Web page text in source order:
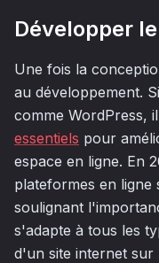
Développer
Une fois la
au développement.
comme WordPress,
essentiels pour
espace en ligne. En
plateformes en ligne
soulignant
s'adapte à tous les
d'un site internet sur